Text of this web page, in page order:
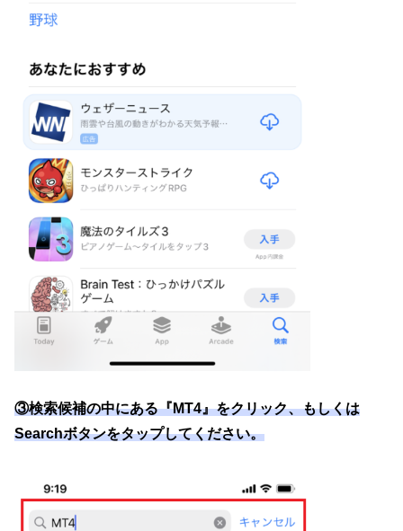
③検索候補の中にある『MT4』をクリック、もしくは
Searchボタンをタップしてください。